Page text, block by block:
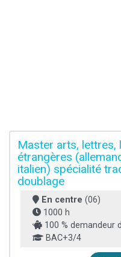
Master arts, lettres,
étrangères
italien) spécialité
doublage
En centre (06)
1000 h
100 % demandeur
BAC+3/4